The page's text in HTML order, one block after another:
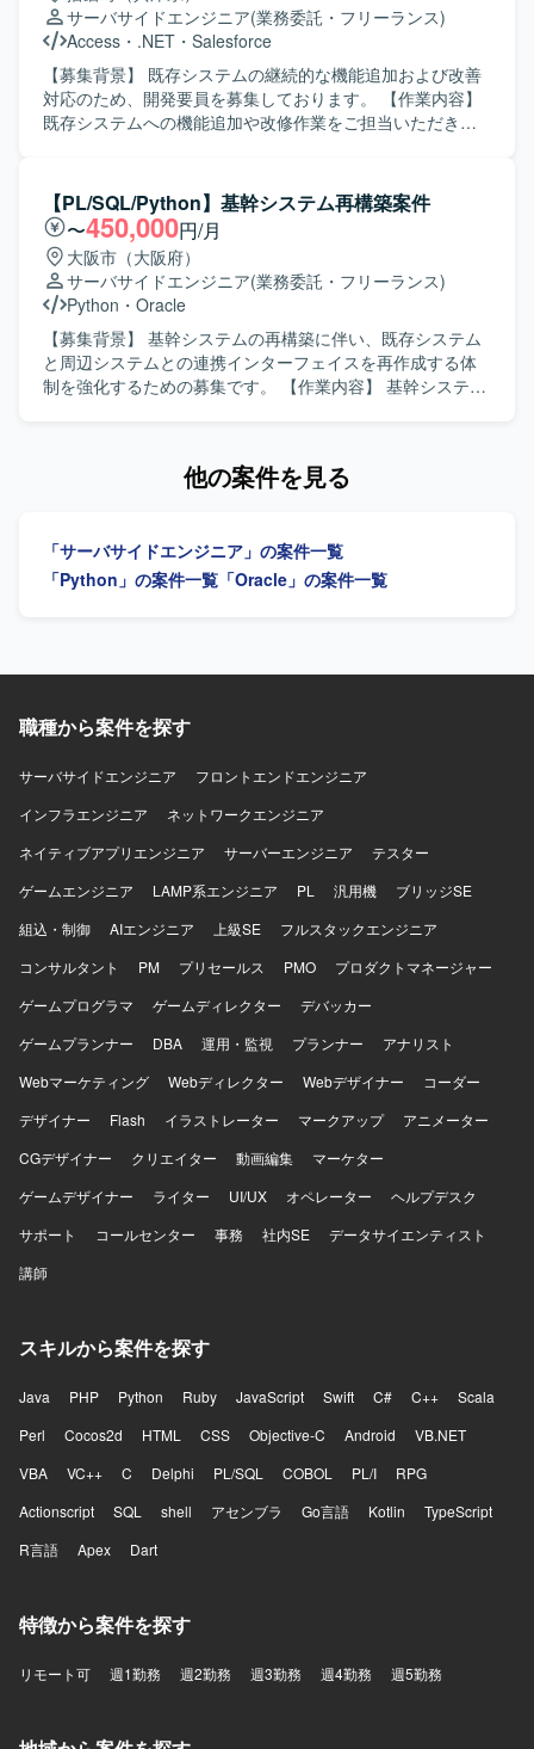
粘り強く改修を進められる方や、関係者と円滑にコミュニ
ケーションを取りながら業務を進められる方にマッチする
ポジションです。 【ポジションの魅力】 基幹系に近い業務
システムの改修案件であり、画面および帳票開発を通じて
フロントからバックエンドまで一連のWebアプリケーショ
向けた知見を高めることができます。 【開発環境】 Java／
Struts／JSP／JavaScript／SVF／Oracleを中心としたWeb
アプリケーション環境で、Eclipseを利用した開発となりま
す。
サーバサイドエンジニア(業務委託・フリーランス)
Access ・ .NET ・ Salesforce
【募集背景】 既存システムの継続的な機能追加および改善
対応のため、開発要員を募集しております。 【作業内容】
既存システムへの機能追加や改修作業をご担当いただきま
りながら、仕様調整や不具合修正にも対応いただきます。
【求める人物像】 自立して業務を進められ、周囲と円滑に
コミュニケーションを取りながら開発を進められる方を求
めております。状況に応じて柔軟に対応し、既存システム
の理解を深めながら着実に作業を進めていただける方が望
ましいです。 【ポジションの魅力】 既存システムの機能追
加・改修を通じて業務知識と開発スキルの双方を高めてい
ただけます。長期的な参画が想定されており、システム全
体の構造理解を深めながら継続的に開発に携わることがで
【PL/SQL/Python】基幹システム再構築案件
〜450,000円/月
大阪市（大阪府）
サーバサイドエンジニア(業務委託・フリーランス)
Python ・ Oracle
【募集背景】 基幹システムの再構築に伴い、既存システム
と周辺システムとの連携インターフェイスを再作成する体
制を強化するための募集です。 【作業内容】 基幹システム
業務を進めていただける方が望ましいです。 【ポジション
の魅力】 基幹システムの再構築という大規模なプロジェク
ながらスキルアップを図っていただけます。 【開発環境】
た環境での開発となります。
他の案件を見る
「サーバサイドエンジニア」の案件一覧
「Python」の案件一覧 「Oracle」の案件一覧
職種から案件を探す
サーバサイドエンジニア
フロントエンドエンジニア
インフラエンジニア
ネットワークエンジニア
ネイティブアプリエンジニア
サーバーエンジニア
テスター
ゲームエンジニア
LAMP系エンジニア PL 汎用機
ブリッジSE
組込・制御
AIエンジニア 上級SE
フルスタックエンジニア
コンサルタント
PM プリセールス PMO
プロダクトマネージャー
ゲームプログラマ
ゲームディレクター
デバッカー
ゲームプランナー
DBA 運用・監視 プランナー
アナリスト
Webマーケティング
Webディレクター Webデザイナー
コーダー
デザイナー
Flash イラストレーター マークアップ
アニメーター
CGデザイナー
クリエイター 動画編集
マーケター
ゲームデザイナー
ライター UI/UX オペレーター
ヘルプデスク
サポート
コールセンター 事務 社内SE
データサイエンティスト
講師
スキルから案件を探す
Java PHP Python Ruby JavaScript Swift C# C++
Scala
Perl
Cocos2d HTML CSS Objective-C Android
VB.NET
VBA
VC++ C Delphi PL/SQL COBOL PL/I
RPG
Actionscript
SQL shell アセンブラ Go言語 Kotlin
TypeScript
R言語
Apex Dart
特徴から案件を探す
リモート可 週1勤務 週2勤務 週3勤務 週4勤務 週5勤務